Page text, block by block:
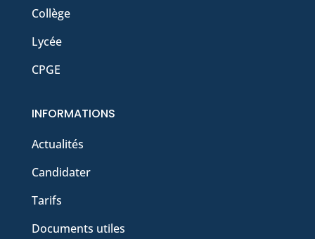
Collège
Lycée
CPGE
INFORMATIONS
Actualités
Candidater
Tarifs
Documents utiles